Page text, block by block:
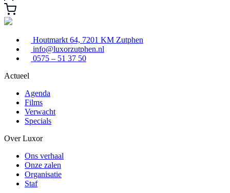
Houtmarkt 64, 7201 KM Zutphen
info@luxorzutphen.nl
0575 – 51 37 50
Actueel
Agenda
Films
Verwacht
Specials
Over Luxor
Ons verhaal
Onze zalen
Organisatie
Staf